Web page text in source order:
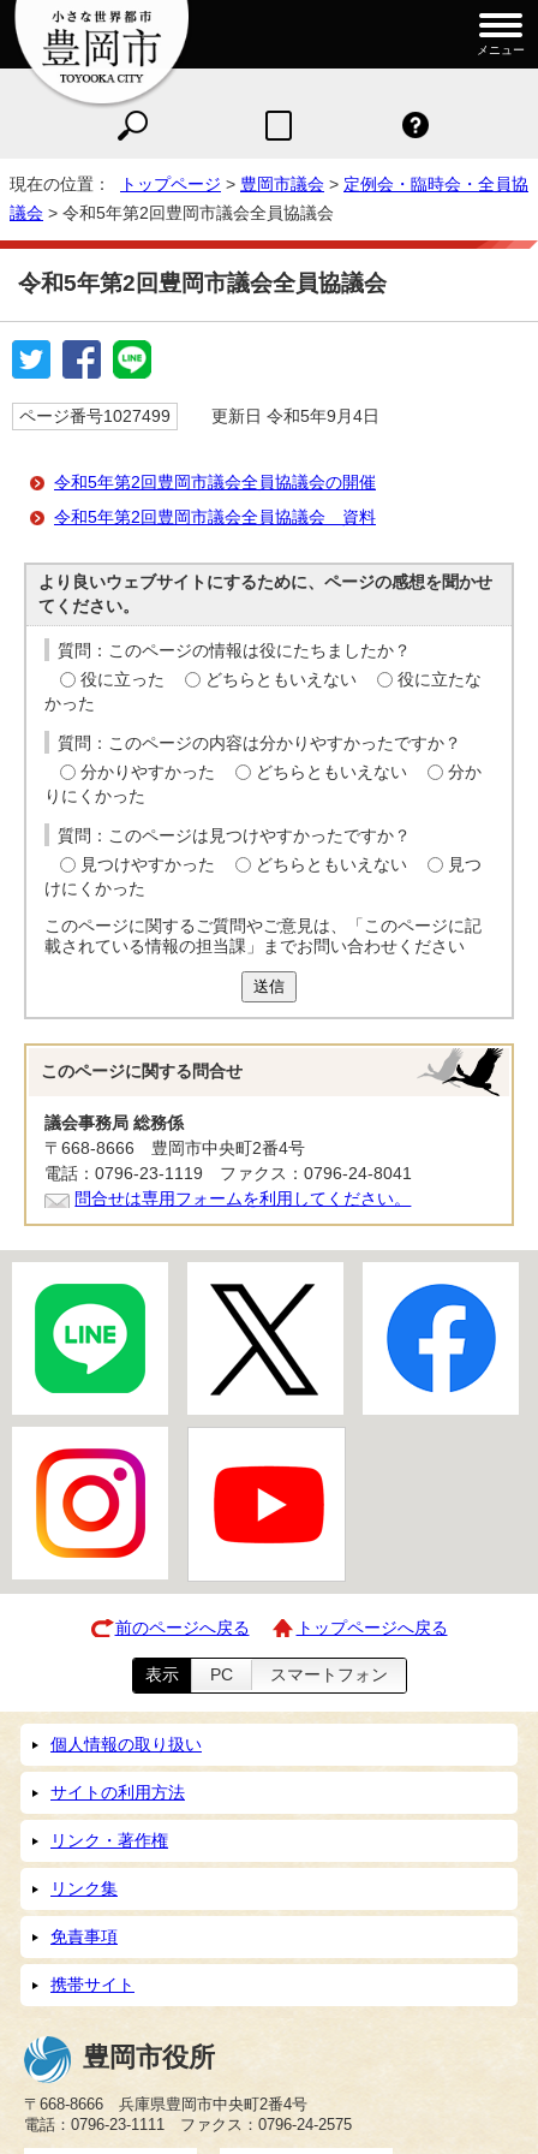
メニュー
現在の位置： トップページ > 豊岡市議会 > 定例会・臨時会・全員協
議会 > 令和5年第2回豊岡市議会全員協議会
令和5年第2回豊岡市議会全員協議会
ページ番号1027499 更新日 令和5年9月4日
令和5年第2回豊岡市議会全員協議会の開催
令和5年第2回豊岡市議会全員協議会 資料
より良いウェブサイトにするために、ページの感想を聞かせ
てください。
質問：このページの情報は役にたちましたか？
役に立った
どちらともいえない
役に立たな
かった
質問：このページの内容は分かりやすかったですか？
分かりやすかった
どちらともいえない
分か
りにくかった
質問：このページは見つけやすかったですか？
見つけやすかった
どちらともいえない
見つ
けにくかった
このページに関するご質問やご意見は、「このページに記
載されている情報の担当課」までお問い合わせください
送信
このページに関する 問合せ
議会事務局 総務係
〒668-8666 豊岡市中央町2番4号
電話：0796-23-1119 ファクス：0796-24-8041
問合せは専用フォームを利用してください。
前のページへ戻る トップページへ戻る
表示 PC スマートフォン
個人情報の取り扱い
サイトの利用方法
リンク・著作権
リンク集
免責事項
携帯サイト
豊岡市役所
〒668-8666 兵庫県豊岡市中央町2番4号
電話：0796-23-1111 ファクス：0796-24-2575